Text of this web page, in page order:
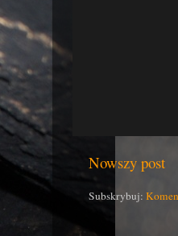
Nowszy post
Subskrybuj: